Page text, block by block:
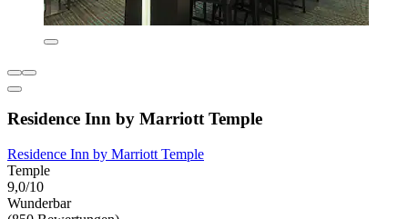
Residence Inn by Marriott Temple
Residence Inn by Marriott Temple
Temple
9,0/10
Wunderbar